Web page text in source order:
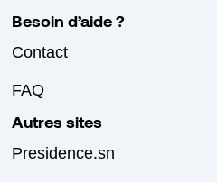
Besoin d’aide ?
Contact
FAQ
Autres sites
Presidence.sn